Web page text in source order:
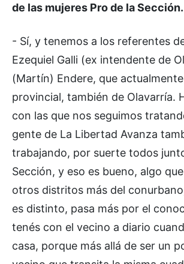
de las mujeres Pro de la
- Sí, y tenemos a los referentes
Ezequiel Galli (ex intendente de
(Martín) Endere, que
provincial, también de Olavarría.
con las que nos seguimos
gente de La Libertad Avanza
trabajando, por suerte todos
Sección, y eso es bueno, algo
otros distritos más del
es distinto, pasa más por el
tenés con el vecino a diario
casa, porque más allá de ser un